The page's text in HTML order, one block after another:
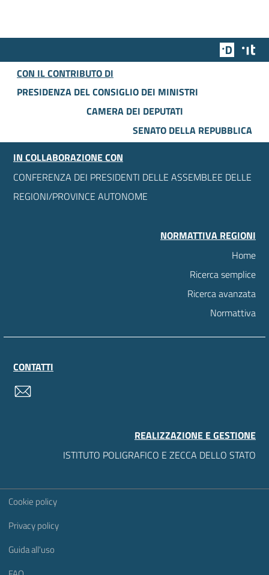
Team
CON IL CONTRIBUTO DI
PRESIDENZA DEL CONSIGLIO DEI MINISTRI
CAMERA DEI DEPUTATI
SENATO DELLA REPUBBLICA
IN COLLABORAZIONE CON
CONFERENZA DEI PRESIDENTI DELLE ASSEMBLEE DELLE
REGIONI/PROVINCE AUTONOME
NORMATTIVA REGIONI
Home
Ricerca semplice
Ricerca avanzata
Normattiva
CONTATTI
REALIZZAZIONE E GESTIONE
ISTITUTO POLIGRAFICO E ZECCA DELLO STATO
Sezione Link Utili
Cookie policy
Privacy policy
Guida all'uso